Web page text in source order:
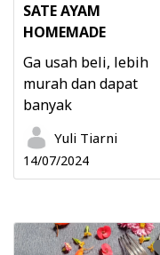
SATE AYAM
HOMEMADE
Ga usah beli, lebih
murah dan dapat
banyak
Yuli Tiarni
14/07/2024